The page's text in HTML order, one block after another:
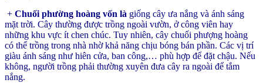
+ Chuối phường hoàng vốn là giống cây ưa nắng và ánh sáng
mặt trời. Cây thường được trồng ngoài vườn, ở công viên hay
những khu vực ít chen chúc. Tuy nhiên, cây chuối phượng hoàng
có thể trồng trong nhà nhờ khả năng chịu bóng bán phần. Các vị trí
giàu ánh sáng như hiên cửa, ban công,… phù hợp để đặt chậu. Nếu
không, người trồng phải thường xuyên đưa cây ra ngoài để tắm
nắng.